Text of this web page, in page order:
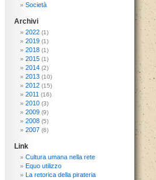
Società
Archivi
2022(1)
2019(1)
2018(1)
2015(1)
2014(2)
2013(10)
2012(15)
2011 (16)
2010(3)
2009(9)
2008(5)
2007(6)
Link
Cultura umana nella rete
Equo utilizzo
La retorica della pirateria